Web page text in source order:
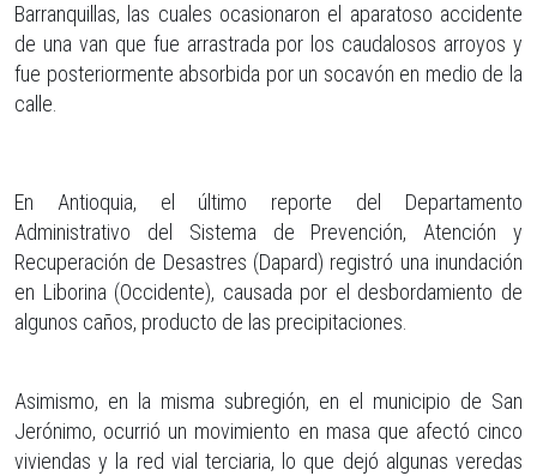
Barranquillas, las cuales ocasionaron el aparatoso accidente
de una van que fue arrastrada por los caudalosos arroyos y
fue posteriormente absorbida por un socavón en medio de la
calle.
En Antioquia, el último reporte del Departamento
Administrativo del Sistema de Prevención, Atención y
Recuperación de Desastres (Dapard) registró una inundación
en Liborina (Occidente), causada por el desbordamiento de
algunos caños, producto de las precipitaciones.
Asimismo, en la misma subregión, en el municipio de San
Jerónimo, ocurrió un movimiento en masa que afectó cinco
viviendas y la red vial terciaria, lo que dejó algunas veredas